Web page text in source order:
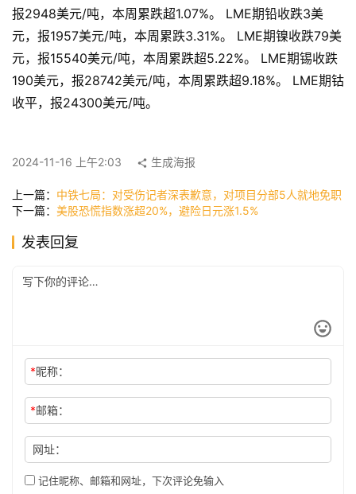
首
页
讯
司
科
报2948美元/吨，本周累跌超1.07%。 LME期铅收跌3美
元，报1957美元/吨，本周累跌3.31%。 LME期镍收跌79美
元，报15540美元/吨，本周累跌超5.22%。 LME期锡收跌
190美元，报28742美元/吨，本周累跌超9.18%。 LME期钴
收平，报24300美元/吨。
2024-11-16 上午2:03 生成海报
上一篇： 中铁七局：对受伤记者深表歉意，对项目分部5人就地免职
下一篇： 美股恐慌指数涨超20%，避险日元涨1.5%
发表回复
*昵称：
*邮箱：
网址：
记住昵称、邮箱和网址，下次评论免输入